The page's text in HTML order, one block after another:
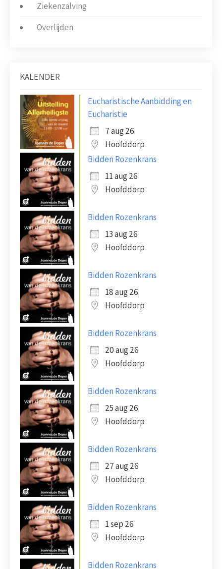
Ziekenzalving
Overlijden
KALENDER
Eucharistische Aanbidding en
Eucharistie
7 aug 26
Hoofddorp
Bidden Rozenkrans
11 aug 26
Hoofddorp
Bidden Rozenkrans
13 aug 26
Hoofddorp
Bidden Rozenkrans
18 aug 26
Hoofddorp
Bidden Rozenkrans
20 aug 26
Hoofddorp
Bidden Rozenkrans
25 aug 26
Hoofddorp
Bidden Rozenkrans
27 aug 26
Hoofddorp
Bidden Rozenkrans
1 sep 26
Hoofddorp
Bidden Rozenkrans